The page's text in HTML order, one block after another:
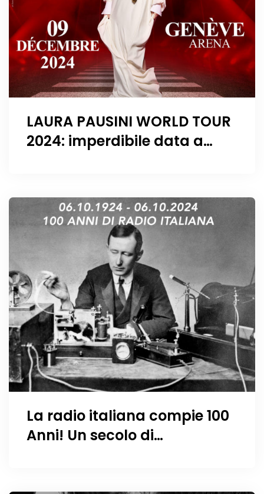
LAURA PAUSINI WORLD TOUR
2024: imperdibile data a
La radio italiana compie 100
Anni! Un secolo di